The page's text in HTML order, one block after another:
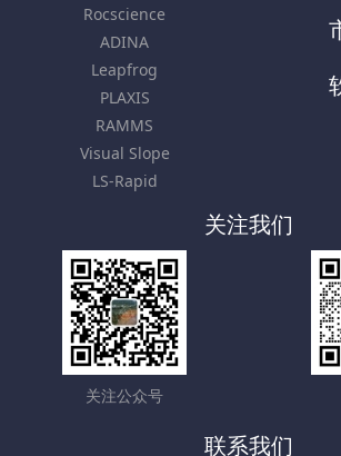
Rocscience
ADINA
Leapfrog
PLAXIS
RAMMS
Visual Slope
LS-Rapid
关注我们
关注公众号
联系我们